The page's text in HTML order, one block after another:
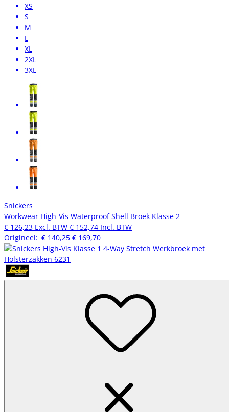
XS
S
M
L
XL
2XL
3XL
Snickers
Workwear High-Vis Waterproof Shell Broek Klasse 2
€ 126,23 Excl. BTW € 152,74 Incl. BTW
Origineel: € 140,25 € 169,70